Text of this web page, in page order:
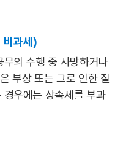
비과세)
의 수행 중 사망하거나
부상 또는 그로 인한 질
우에는 상속세를 부과